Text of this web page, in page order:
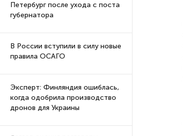
Петербург после ухода с поста
губернатора
В России вступили в силу новые
правила ОСАГО
Эксперт: Финляндия ошиблась,
когда одобрила производство
дронов для Украины